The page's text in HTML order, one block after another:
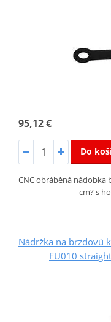
95,12 €
Do
CNC obráběná nádobka
cm? s
Nádržka na brzdovú
FU010